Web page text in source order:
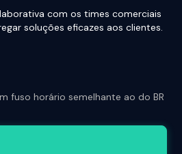
com os times comerciais
soluções eficazes aos clientes.
fuso horário semelhante ao do BR